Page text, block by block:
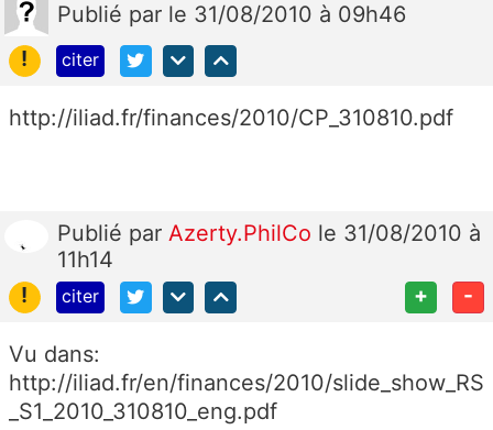
Publié par le 31/08/2010 à 09h46
!
citer
http://iliad.fr/finances/2010/CP_310810.pdf
Publié par Azerty.PhilCo le 31/08/2010 à
11h14
!
citer + -
Vu dans:
http://iliad.fr/en/finances/2010/slide_show_RS
_S1_2010_310810_eng.pdf